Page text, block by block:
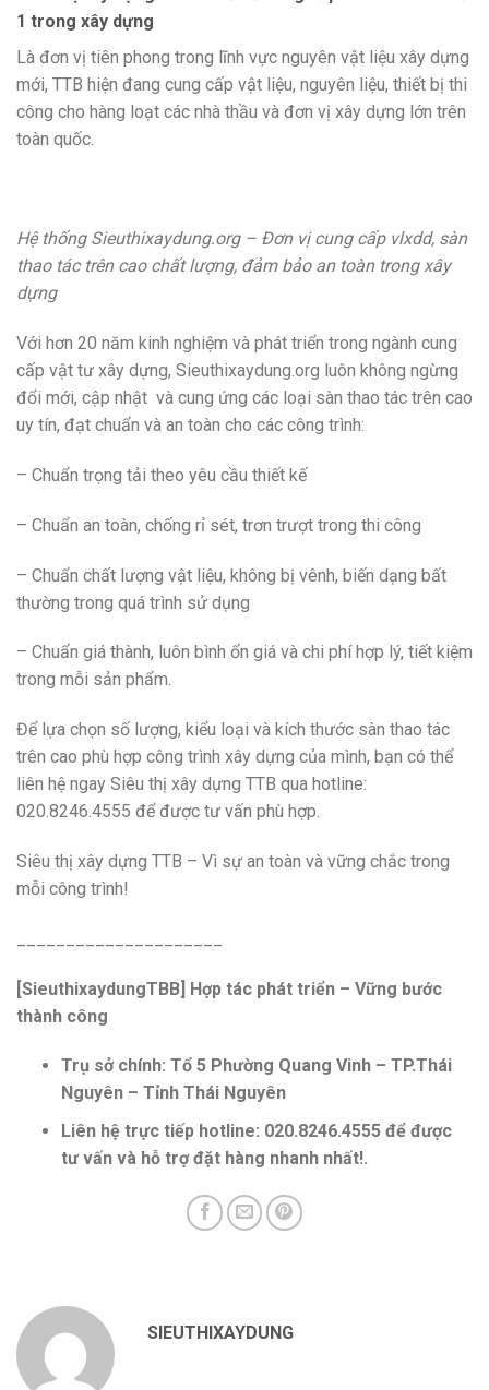
1 trong xây dựng
Là đơn vị tiên phong trong lĩnh vực nguyên vật liệu xây dựng
mới, TTB hiện đang cung cấp vật liệu, nguyên liệu, thiết bị thi
công cho hàng loạt các nhà thầu và đơn vị xây dựng lớn trên
toàn quốc.
Hệ thống Sieuthixaydung.org – Đơn vị cung cấp vlxdd, sàn
thao tác trên cao chất lượng, đảm bảo an toàn trong xây
dựng
Với hơn 20 năm kinh nghiệm và phát triển trong ngành cung
cấp vật tư xây dựng, Sieuthixaydung.org luôn không ngừng
đổi mới, cập nhật và cung ứng các loại sàn thao tác trên cao
uy tín, đạt chuẩn và an toàn cho các công trình:
– Chuẩn trọng tải theo yêu cầu thiết kế
– Chuẩn an toàn, chống rỉ sét, trơn trượt trong thi công
– Chuẩn chất lượng vật liệu, không bị vênh, biến dạng bất
thường trong quá trình sử dụng
– Chuẩn giá thành, luôn bình ổn giá và chi phí hợp lý, tiết kiệm
trong mỗi sản phẩm.
Để lựa chọn số lượng, kiểu loại và kích thước sàn thao tác
trên cao phù hợp công trình xây dựng của mình, bạn có thể
liên hệ ngay Siêu thị xây dựng TTB qua hotline:
020.8246.4555 để được tư vấn phù hợp.
Siêu thị xây dựng TTB – Vì sự an toàn và vững chắc trong
mỗi công trình!
[SieuthixaydungTBB] Hợp tác phát triển – Vững bước
thành công
Trụ sở chính: Tổ 5 Phường Quang Vinh – TP.Thái
Nguyên – Tỉnh Thái Nguyên
Liên hệ trực tiếp hotline: ‭020.8246.4555‬ để được
tư vấn và hỗ trợ đặt hàng nhanh nhất!.
SIEUTHIXAYDUNG